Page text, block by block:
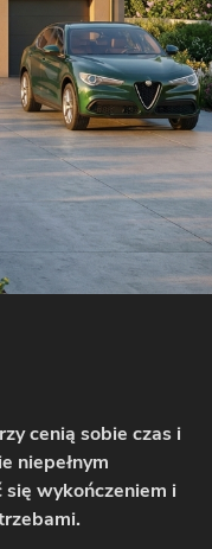
cenią sobie czas i
niepełnym
wykończeniem i